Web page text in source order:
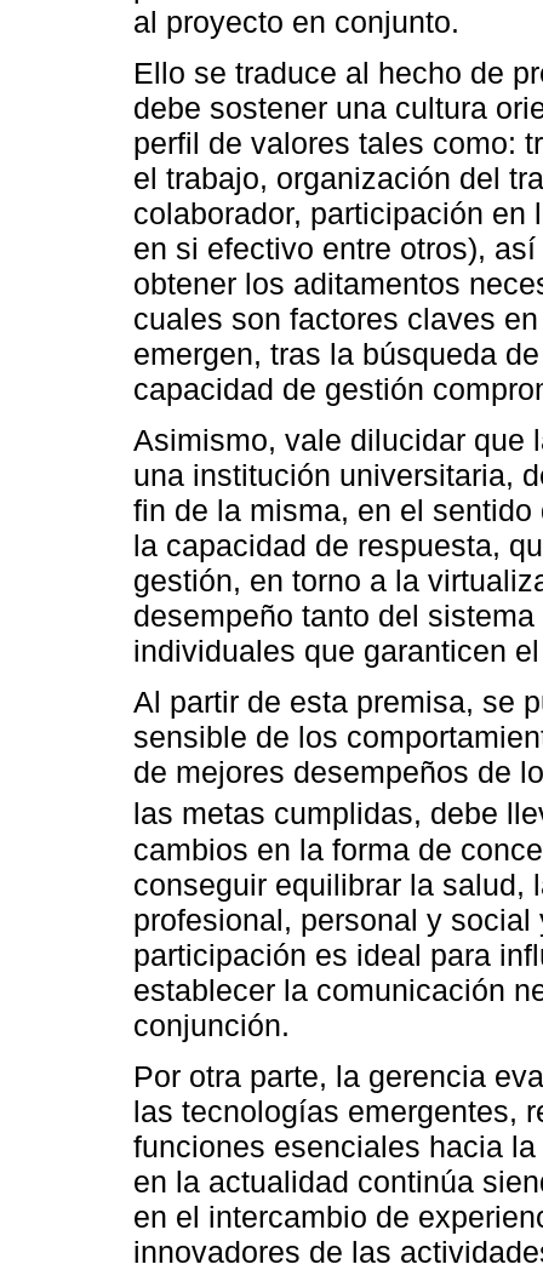
al proyecto en conjunto.
Ello se traduce al hecho de
debe sostener una cultura
perfil de valores tales como:
el trabajo, organización del
colaborador, participación
en si efectivo entre otros),
obtener los aditamentos
cuales son factores claves
emergen, tras la búsqueda
capacidad de gestión
Asimismo, vale dilucidar que
una institución universitaria,
fin de la misma, en el
la capacidad de respuesta,
gestión, en torno a la
desempeño tanto del
individuales que garanticen
Al partir de esta premisa, se
sensible de los
de mejores desempeños de
las metas cumplidas, debe
cambios en la forma de
conseguir equilibrar la salud,
profesional, personal y
participación es ideal para
establecer la comunicación
conjunción.
Por otra parte, la gerencia
las tecnologías emergentes,
funciones esenciales hacia
en la actualidad continúa
en el intercambio de
innovadores de las